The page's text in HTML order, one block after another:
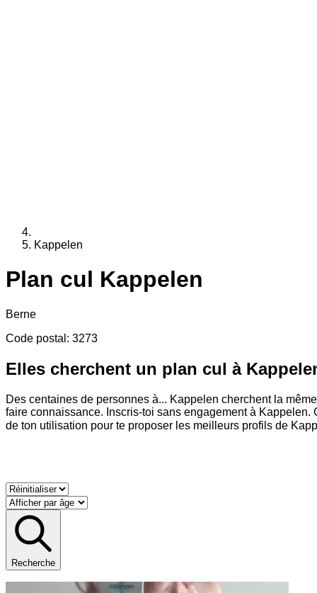
Kappelen
Plan cul Kappelen
Berne
Code postal : 3273
Elles cherchent un plan cul à
Des centaines de personnes à... Kappelen cherchent la
faire connaissance. Inscris-toi sans engagement à
de ton utilisation pour te proposer les meilleurs profils de
Recherche